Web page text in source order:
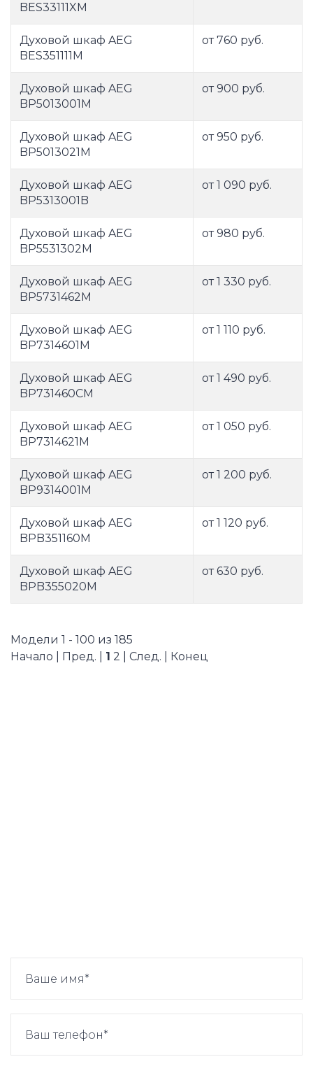
BES33111XM
Духовой шкаф AEG
BES351111M
от 760 руб.
Духовой шкаф AEG
BP5013001M
от 900 руб.
Духовой шкаф AEG
BP5013021M
от 950 руб.
Духовой шкаф AEG
BP5313001B
от 1 090 руб.
Духовой шкаф AEG
BP5531302M
от 980 руб.
Духовой шкаф AEG
BP5731462M
от 1 330 руб.
Духовой шкаф AEG
BP7314601M
от 1 110 руб.
Духовой шкаф AEG
BP731460CM
от 1 490 руб.
Духовой шкаф AEG
BP7314621M
от 1 050 руб.
Духовой шкаф AEG
BP9314001M
от 1 200 руб.
Духовой шкаф AEG
BPB351160M
от 1 120 руб.
Духовой шкаф AEG
BPB355020M
от 630 руб.
Модели 1 - 100 из 185
Начало | Пред. | 1 2 След. Конец